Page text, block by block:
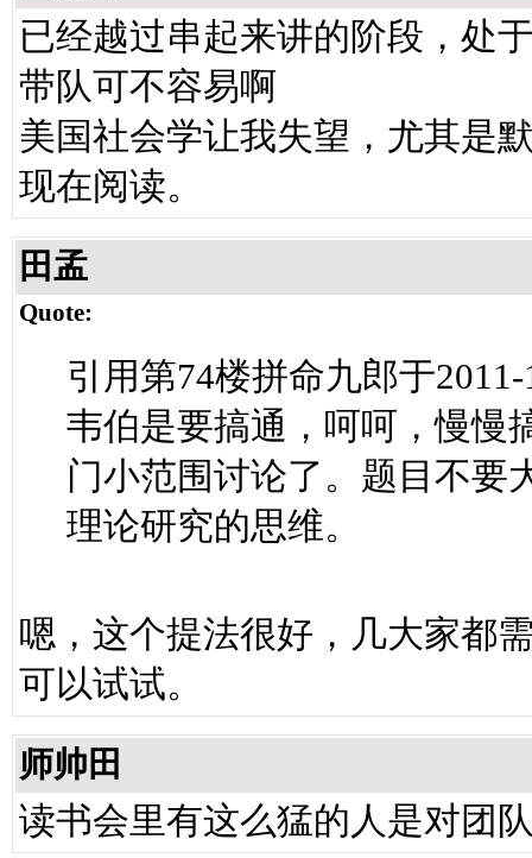
已经越过串起来讲的阶段，处
带队可不容易啊
美国社会学让我失望，尤其是
现在阅读。
田孟
Quote:
引用第74楼拼命九郎于
韦伯是要搞通，呵呵，慢慢
门小范围讨论了。题目不要
理论研究的思维。
嗯，这个提法很好，几大家都
可以试试。
师帅田
读书会里有这么猛的人是对团